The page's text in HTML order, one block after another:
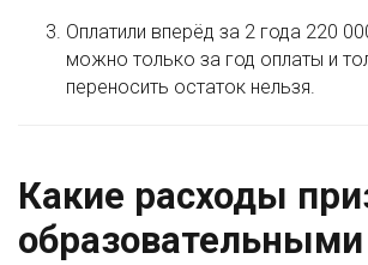
Оплатили вперёд за 2 года 220
можно только за год оплаты и
переносить остаток нельзя.
Какие расходы
образовательными